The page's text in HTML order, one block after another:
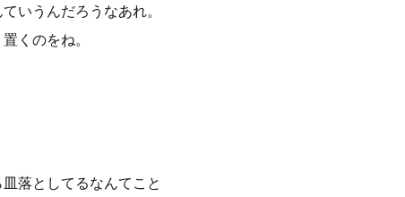
いうんだろうなあれ。
くのをね。
落としてるなんてこと